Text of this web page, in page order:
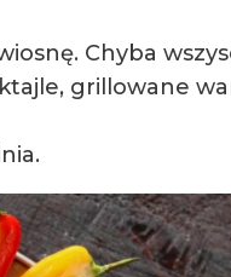
Chyba
grillowane